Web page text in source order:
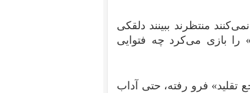
منتظرند ببینند دلقکی
را بازی می‌کرد چه فتوایی
فرو رفته، حتی آداب